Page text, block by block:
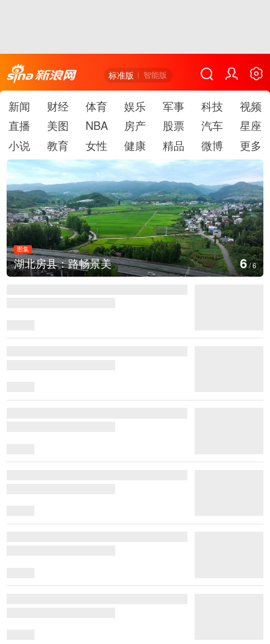
标准版 智能版
新闻 财经 体育 娱乐 军事 科技
视频
直播
美图 NBA 房产 股票 汽车
星座
小说
教育 女性 健康 精品 微博 更多
图集
德国：巴特施瓦尔巴赫森林野火 1/6